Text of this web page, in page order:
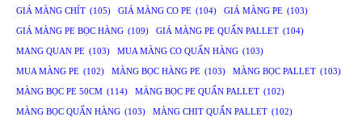
GIÁ MÀNG CHÍT (105) GIÁ MÀNG CO PE (104) GIÁ MÀNG PE (103)
GIÁ MÀNG PE BỌC HÀNG (109) GIÁ MÀNG PE QUẤN PALLET (104)
MANG QUAN PE (103) MUA MÀNG CO QUẤN HÀNG (103)
MUA MÀNG PE (102) MÀNG BỌC HÀNG PE (103) MÀNG BỌC PALLET (103)
MÀNG BỌC PE 50CM (114) MÀNG BỌC PE QUẤN PALLET (102)
MÀNG BỌC QUẤN HÀNG (103) MÀNG CHIT QUẤN PALLET (102)